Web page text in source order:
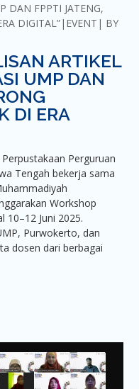
DAN FPPTI JATENG,
DIGITAL” EVENT
BY
ARTIKEL
UMP DAN
DI ERA
Perguruan
Tengah bekerja sama
Workshop
10–12 Juni 2025.
Purwokerto, dan
dosen dari berbagai